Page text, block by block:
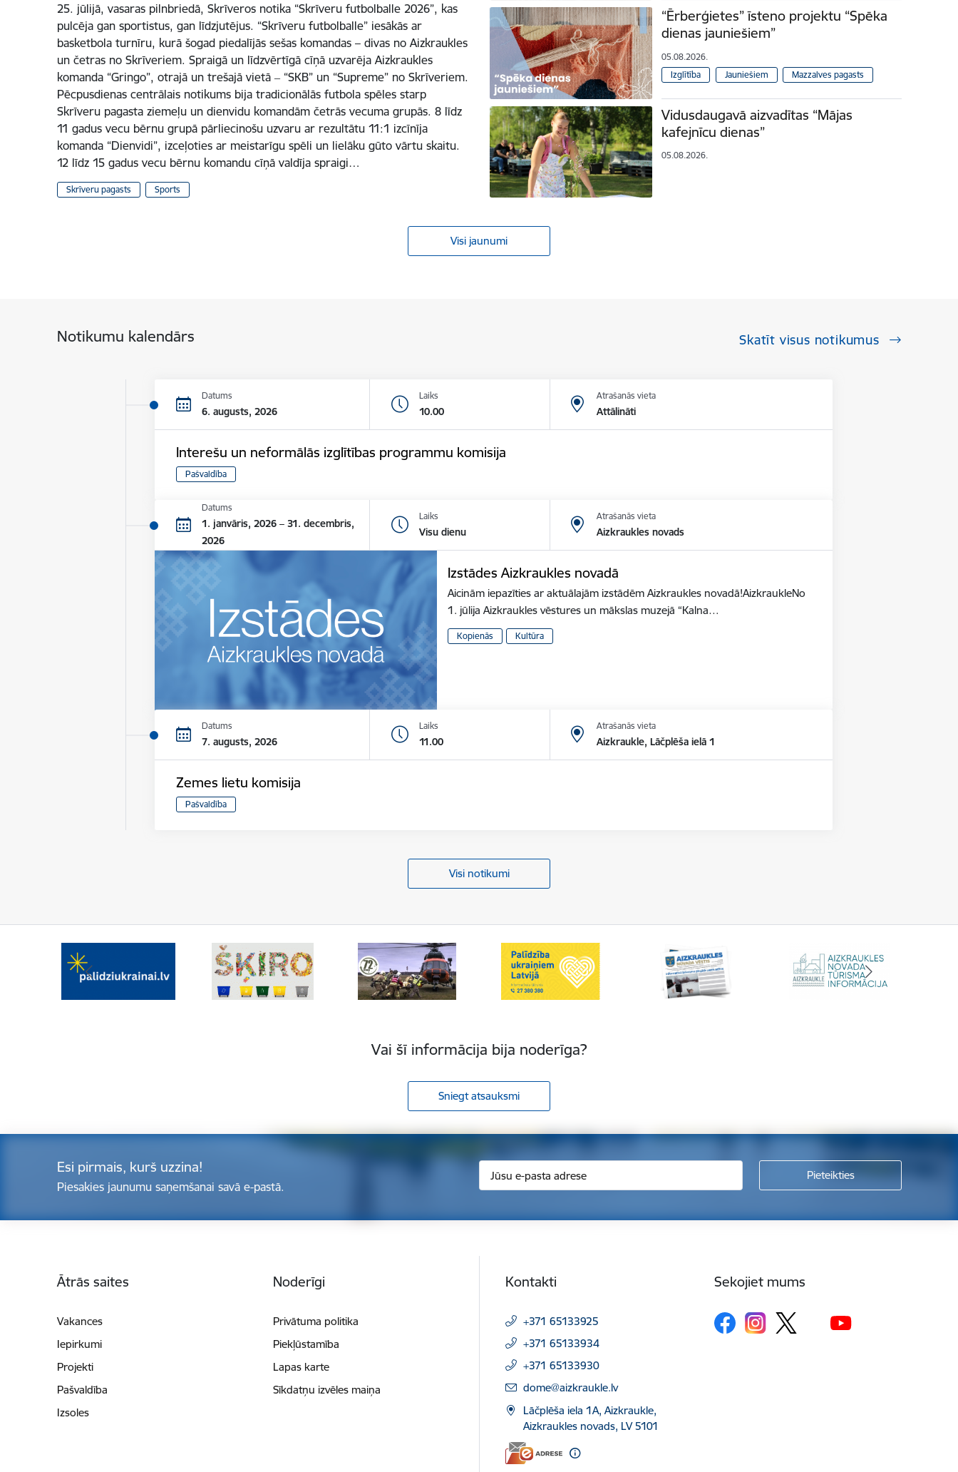
25. jūlijā, vasaras pilnbriedā, Skrīveros notika “Skrīveru futbolballe 2026”, kas
pulcēja gan sportistus, gan līdzjutējus. “Skrīveru futbolballe” iesākās ar
basketbola turnīru, kurā šogad piedalījās sešas komandas – divas no Aizkraukles
un četras no Skrīveriem. Spraigā un līdzvērtīgā cīņā uzvarēja Aizkraukles
komanda “Gringo”, otrajā un trešajā vietā ‒ “SKB” un “Supreme” no Skrīveriem.
Pēcpusdienas centrālais notikums bija tradicionālās futbola spēles starp
Skrīveru pagasta ziemeļu un dienvidu komandām četrās vecuma grupās. 8 līdz
11 gadus vecu bērnu grupā pārliecinošu uzvaru ar rezultātu 11:1 izcīnīja
komanda “Dienvidi”, izceļoties ar meistarīgu spēli un lielāku gūto vārtu skaitu.
12 līdz 15 gadus vecu bērnu komandu cīņā valdīja spraigi…
Skrīveru pagasts Sports
“Ērberģietes” īsteno projektu “Spēka
dienas jauniešiem”
05.08.2026.
Izglītība
Jauniešiem Mazzalves pagasts
Vidusdaugavā aizvadītas “Mājas
kafejnīcu dienas”
05.08.2026.
Visi jaunumi
Notikumu kalendārs Skatīt visus notikumus
Datums
6. augusts, 2026
Laiks
10.00
Atrašanās vieta
Attālināti
Interešu un neformālās izglītības programmu komisija
Pašvaldība
Datums
1. janvāris, 2026 – 31. decembris,
2026
Laiks
Visu dienu
Atrašanās vieta
Aizkraukles novads
Izstādes Aizkraukles novadā
Aicinām iepazīties ar aktuālajām izstādēm Aizkraukles novadā!AizkraukleNo
1. jūlija Aizkraukles vēstures un mākslas muzejā “Kalna…
Kopienās Kultūra
Datums
7. augusts, 2026
Laiks
11.00
Atrašanās vieta
Aizkraukle, Lāčplēša ielā 1
Zemes lietu komisija
Pašvaldība
Visi notikumi
Vai šī informācija bija noderīga?
Sniegt atsauksmi
Esi pirmais, kurš uzzina!
Piesakies jaunumu saņemšanai savā e-pastā.
Ātrās saites
Vakances
Iepirkumi
Projekti
Pašvaldība
Izsoles
Noderīgi
Privātuma politika
Piekļūstamība
Lapas karte
Sīkdatņu izvēles maiņa
Kontakti
+371 65133925
+371 65133934
+371 65133930
E-pasts:
dome@aizkraukle.lv
Lāčplēša iela 1A, Aizkraukle,
Aizkraukles novads, LV 5101
Sekojiet mums